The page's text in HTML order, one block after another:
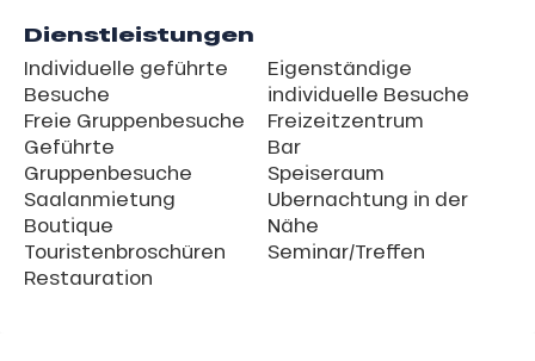
Dienstleistungen
Individuelle geführte
Besuche
Freie Gruppenbesuche
Geführte
Gruppenbesuche
Saalanmietung
Boutique
Touristenbroschüren
Restauration
Eigenständige
individuelle Besuche
Freizeitzentrum
Bar
Speiseraum
Ubernachtung in der
Nähe
Seminar/Treffen